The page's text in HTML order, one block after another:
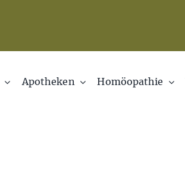
Apotheken Homöopathie